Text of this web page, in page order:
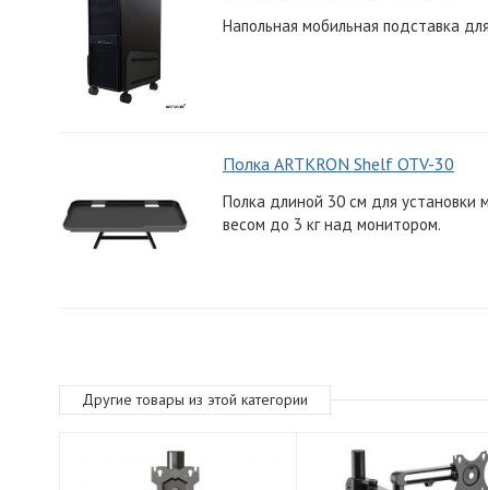
Напольная мобильная подставка
Полка ARTKRON Shelf OTV-30
Полка длиной 30 см для установки
весом до 3 кг над монитором.
Другие товары из этой категории